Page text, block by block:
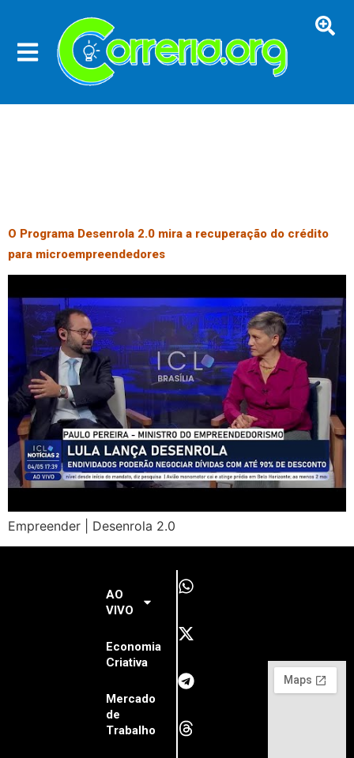
O Programa Desenrola 2.0 mira a recuperação do crédito
para microempreendedores
Empreender | Desenrola 2.0
AO
VIVO
Economia
Criativa
Mercado
de
Trabalho